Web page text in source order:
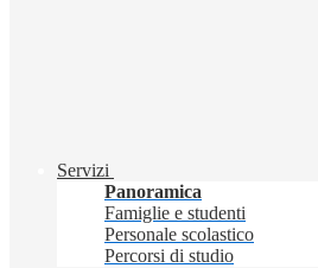
Servizi
Panoramica
Famiglie e studenti
Personale scolastico
Percorsi di studio